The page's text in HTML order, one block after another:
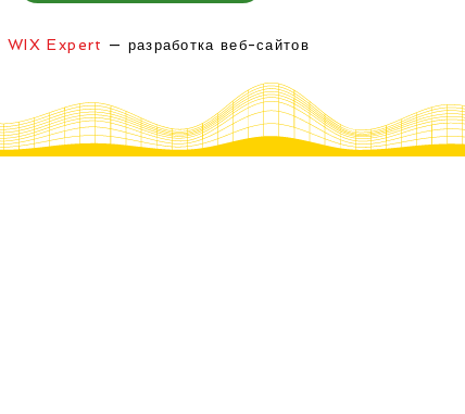
WIX Expert — разработка веб-сайтов